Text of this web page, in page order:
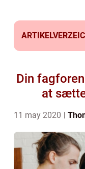
Din
at
11 may 2020